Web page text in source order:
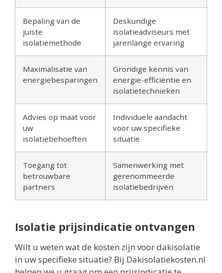
Bepaling van de
juiste
isolatiemethode
Deskundige
isolatieadviseurs met
jarenlange ervaring
Maximalisatie van
energiebesparingen
Grondige kennis van
energie-efficiëntie en
isolatietechnieken
Advies op maat voor
uw
isolatiebehoeften
Individuele aandacht
voor uw specifieke
situatie
Toegang tot
betrouwbare
partners
Samenwerking met
gerenommeerde
isolatiebedrijven
Isolatie prijsindicatie ontvangen
Wilt u weten wat de kosten zijn voor dakisolatie
in uw specifieke situatie? Bij Dakisolatiekosten.nl